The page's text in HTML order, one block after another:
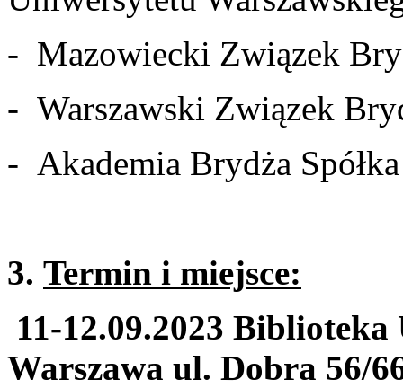
- Mazowiecki Związek
- Warszawski Związek
- Akademia Brydża
3. Termin i miejsce:
11-12.09.2023
Warszawa ul. Dobra 56/